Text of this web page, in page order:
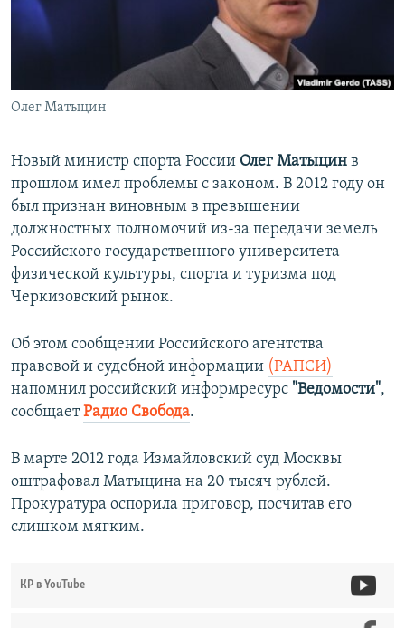
ПОБЕДИТЕЛЕЙ НЕ СУДЯТ?
КРЫМ.НЕПОКОРЕННЫЙ
УКРАИНСКАЯ ПРОБЛЕМА КРЫМА
ПРИСОЕДИНЯЙТЕСЬ!
Олег Матыцин
Новый министр спорта России Олег Матыцин в
прошлом имел проблемы с законом. В 2012 году он
был признан виновным в превышении
должностных полномочий из-за передачи земель
Российского государственного университета
физической культуры, спорта и туризма под
Черкизовский рынок.
Об этом сообщении Российского агентства
правовой и судебной информации (РАПСИ)
напомнил российский информресурс "Ведомости",
сообщает Радио Свобода.
В марте 2012 года Измайловский суд Москвы
оштрафовал Матыцина на 20 тысяч рублей.
Прокуратура оспорила приговор, посчитав его
слишком мягким.
КР в YouTube